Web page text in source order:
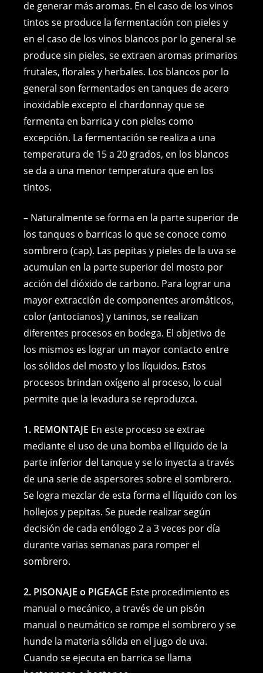
de generar más aromas. En el caso de los vinos
tintos se produce la fermentación con pieles y
en el caso de los vinos blancos por lo general se
produce sin pieles, se extraen aromas primarios
frutales, florales y herbales. Los blancos por lo
general son fermentados en tanques de acero
inoxidable excepto el chardonnay que se
fermenta en barrica y con pieles como
excepción. La fermentación se realiza a una
temperatura de 15 a 20 grados, en los blancos
se da a una menor temperatura que en los
tintos.
– Naturalmente se forma en la parte superior de
los tanques o barricas lo que se conoce como
sombrero (cap). Las pepitas y pieles de la uva se
acumulan en la parte superior del mosto por
acción del dióxido de carbono. Para lograr una
mayor extracción de componentes aromáticos,
color (antocianos) y taninos, se realizan
diferentes procesos en bodega. El objetivo de
los mismos es lograr un mayor contacto entre
los sólidos del mosto y los líquidos. Estos
procesos brindan oxígeno al proceso, lo cual
permite que la levadura se reproduzca.
1. REMONTAJE En este proceso se extrae
mediante el uso de una bomba el líquido de la
parte inferior del tanque y se lo inyecta a través
de una serie de aspersores sobre el sombrero.
Se logra mezclar de esta forma el líquido con los
hollejos y pepitas. Se puede realizar según
decisión de cada enólogo 2 a 3 veces por día
durante varias semanas para romper el
sombrero.
2. PISONAJE o PIGEAGE Este procedimiento es
manual o mecánico, a través de un pisón
manual o neumático se rompe el sombrero y se
hunde la materia sólida en el jugo de uva.
Cuando se ejecuta en barrica se llama